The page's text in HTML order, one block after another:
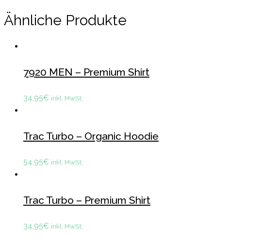
Ähnliche Produkte
7920 MEN – Premium Shirt
34,95€ inkl. MwSt.
Trac Turbo – Organic Hoodie
54,95€ inkl. MwSt.
Trac Turbo – Premium Shirt
34,95€ inkl. MwSt.